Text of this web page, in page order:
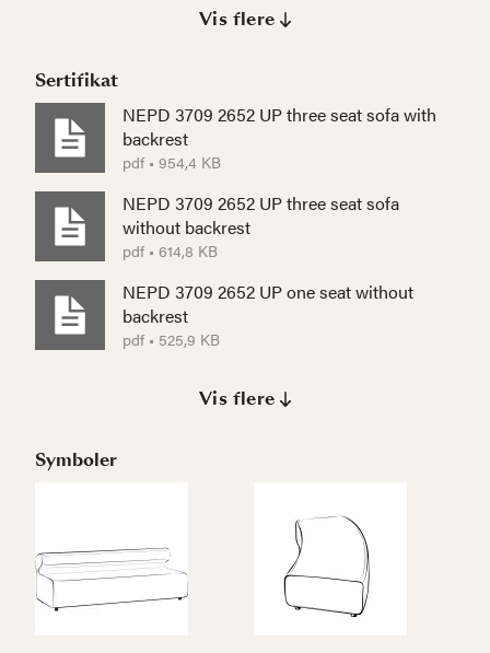
Vis flere
Sertifikat
NEPD 3709 2652 UP three seat sofa with
backrest
pdf • 954,4 KB
NEPD 3709 2652 UP three seat sofa
without backrest
pdf • 614,8 KB
NEPD 3709 2652 UP one seat without
backrest
pdf • 525,9 KB
Vis flere
Symboler